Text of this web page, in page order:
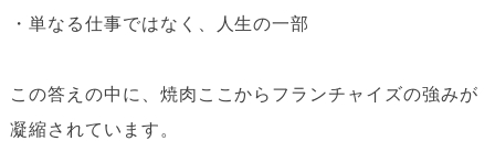
・単なる仕事ではなく、人生の一部
この答えの中に、焼肉ここからフランチャイズの強みが
凝縮されています。